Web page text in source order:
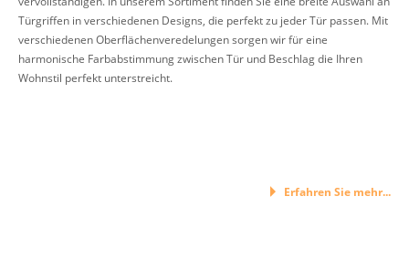
Türgriffen in verschiedenen Designs, die perfekt zu jeder Tür passen. Mit
verschiedenen Oberflächenveredelungen sorgen wir für eine
harmonische Farbabstimmung zwischen Tür und Beschlag die Ihren
Wohnstil perfekt unterstreicht.
Erfahren Sie mehr...